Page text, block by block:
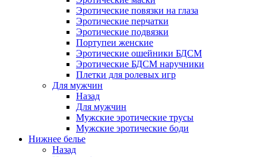
Эротические повязки на глаза
Эротические перчатки
Эротические подвязки
Портупеи женские
Эротические ошейники БДСМ
Эротические БДСМ наручники
Плетки для ролевых игр
Для мужчин
Назад
Для мужчин
Мужские эротические трусы
Мужские эротические боди
Нижнее белье
Назад